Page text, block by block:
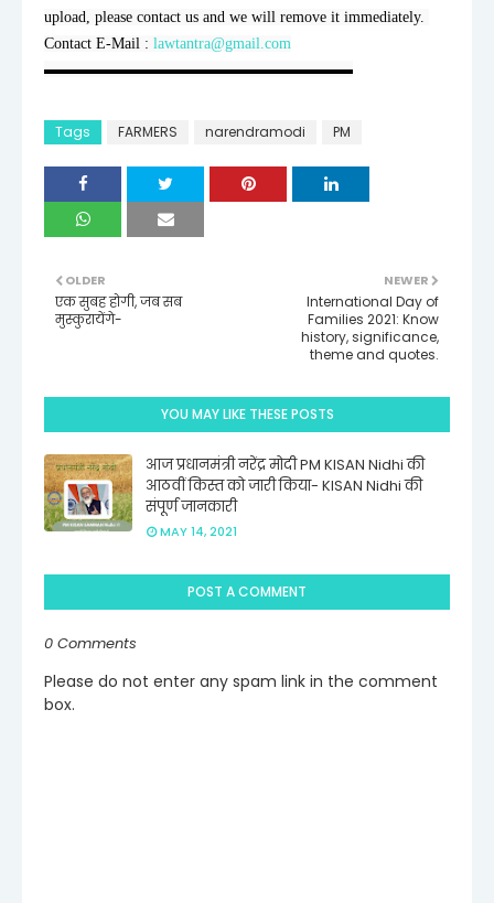
upload, please contact us and we will remove it immediately.
Contact E-Mail : lawtantra@gmail.com
▬▬▬▬▬▬▬▬▬▬▬▬▬▬▬▬▬▬▬▬
Tags FARMERS narendramodi PM
NEWER
International Day of
Families 2021: Know
history, significance,
theme and quotes.
OLDER
एक सुबह होगी, जब सब
मुस्कुरायेंगे-
YOU MAY LIKE THESE POSTS
आज प्रधानमंत्री नरेंद्र मोदी PM KISAN Nidhi की
आठवीं किस्त को जारी किया- KISAN Nidhi की
संपूर्ण जानकारी
MAY 14, 2021
POST A COMMENT
0 Comments
Please do not enter any spam link in the comment
box.